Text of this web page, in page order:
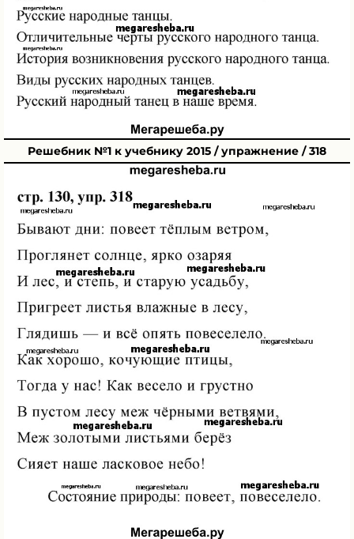
Решебник №1 к учебнику 2015 / упражнение / 318